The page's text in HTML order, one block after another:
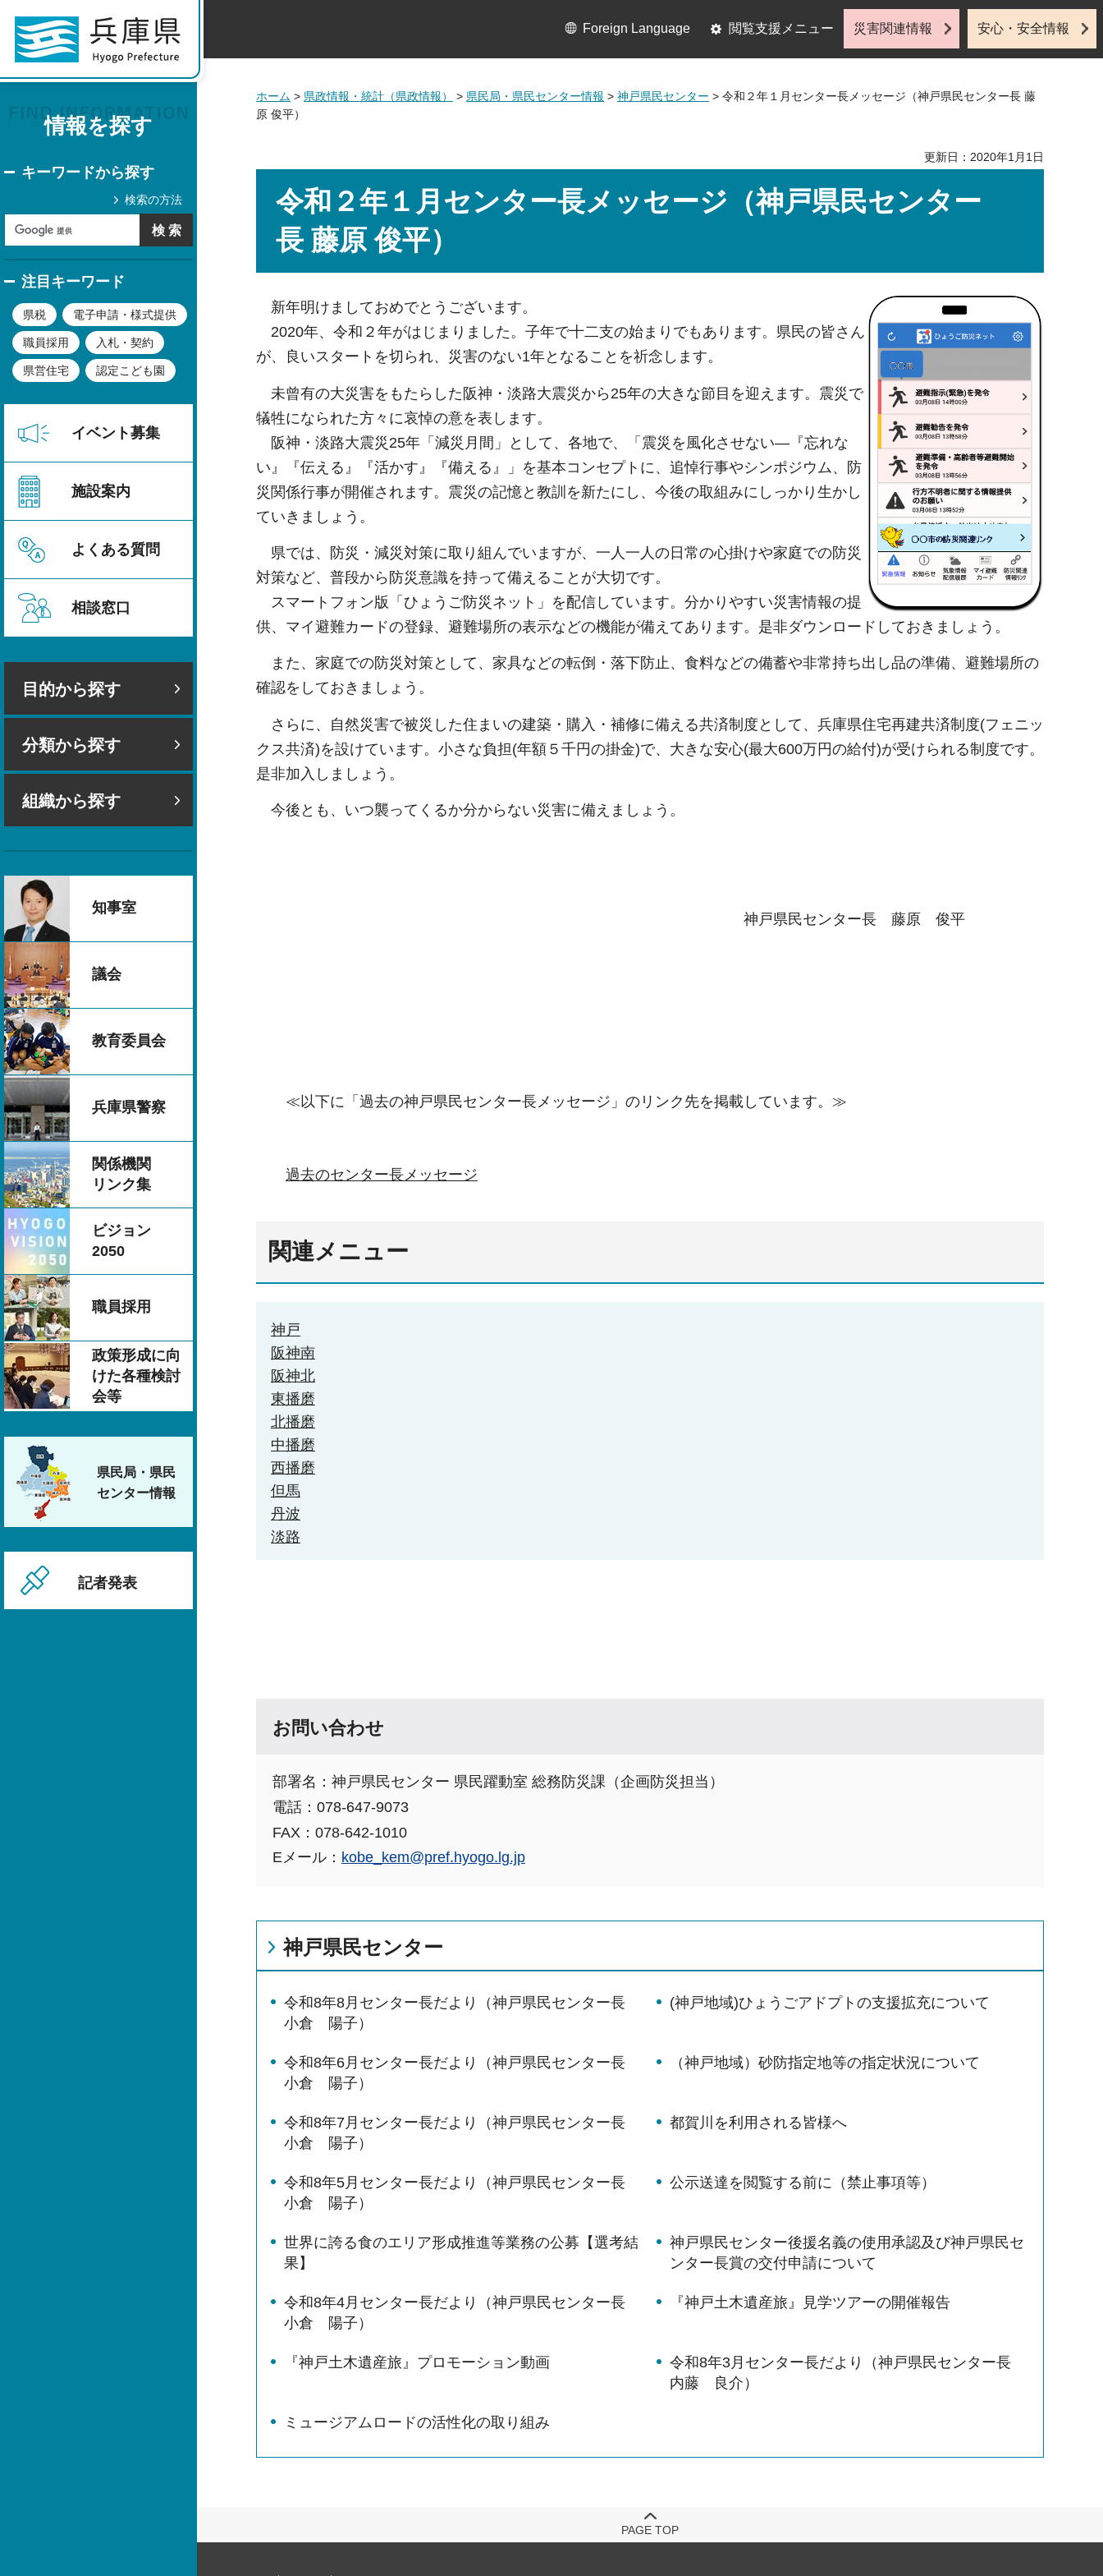
情報を探す
キーワードから探す
検索の方法
注目キーワード
県税 電子申請・様式提供
職員採用 入札・契約
県営住宅 認定こども園
イベント募集
施設案内
よくある質問
相談窓口
目的から探す
分類から探す
組織から探す
知事室
議会
教育委員会
兵庫県警察
関係機関
リンク集
ビジョン
2050
職員採用
政策形成に向
けた各種検討
会等
県民局・県民
センター情報
記者発表
Foreign Language 閲覧支援メニュー 災害関連情報 安心・安全情報
ホーム > 県政情報・統計（県政情報） > 県民局・県民センター情報 > 神戸県民センター > 令和２年１月センター長メッセージ（神戸県民センター長 藤
原 俊平）
更新日：2020年1月1日
令和２年１月センター長メッセージ（神戸県民センター
長 藤原 俊平）
新年明けましておめでとうございます。
2020年、令和２年がはじまりました。子年で十二支の始まりでもあります。県民の皆さん
が、良いスタートを切られ、災害のない1年となることを祈念します。
未曾有の大災害をもたらした阪神・淡路大震災から25年の大きな節目を迎えます。震災で
犠牲になられた方々に哀悼の意を表します。
阪神・淡路大震災25年「減災月間」として、各地で、「震災を風化させない―『忘れな
い』『伝える』『活かす』『備える』」を基本コンセプトに、追悼行事やシンポジウム、防
災関係行事が開催されます。震災の記憶と教訓を新たにし、今後の取組みにしっかり生かし
ていきましょう。
県では、防災・減災対策に取り組んでいますが、一人一人の日常の心掛けや家庭での防災
対策など、普段から防災意識を持って備えることが大切です。
スマートフォン版「ひょうご防災ネット」を配信しています。分かりやすい災害情報の提
供、マイ避難カードの登録、避難場所の表示などの機能が備えてあります。是非ダウンロードしておきましょう。
また、家庭での防災対策として、家具などの転倒・落下防止、食料などの備蓄や非常持ち出し品の準備、避難場所の
確認をしておきましょう。
さらに、自然災害で被災した住まいの建築・購入・補修に備える共済制度として、兵庫県住宅再建共済制度(フェニッ
クス共済)を設けています。小さな負担(年額５千円の掛金)で、大きな安心(最大600万円の給付)が受けられる制度です。
是非加入しましょう。
今後とも、いつ襲ってくるか分からない災害に備えましょう。
神戸県民センター長 藤原 俊平
≪以下に「過去の神戸県民センター長メッセージ」のリンク先を掲載しています。≫
過去のセンター長メッセージ
関連メニュー
神戸
阪神南
阪神北
東播磨
北播磨
中播磨
西播磨
但馬
丹波
淡路
お問い合わせ
部署名：神戸県民センター 県民躍動室 総務防災課（企画防災担当）
電話：078-647-9073
FAX：078-642-1010
Eメール： kobe_kem@pref.hyogo.lg.jp
神戸県民センター
令和8年8月センター長だより（神戸県民センター長
小倉 陽子）
(神戸地域)ひょうごアドプトの支援拡充について
令和8年6月センター長だより（神戸県民センター長
小倉 陽子）
（神戸地域）砂防指定地等の指定状況について
令和8年7月センター長だより（神戸県民センター長
小倉 陽子）
都賀川を利用される皆様へ
令和8年5月センター長だより（神戸県民センター長
小倉 陽子）
公示送達を閲覧する前に（禁止事項等）
世界に誇る食のエリア形成推進等業務の公募【選考結
果】
神戸県民センター後援名義の使用承認及び神戸県民セ
ンター長賞の交付申請について
令和8年4月センター長だより（神戸県民センター長
小倉 陽子）
『神戸土木遺産旅』見学ツアーの開催報告
『神戸土木遺産旅』プロモーション動画
令和8年3月センター長だより（神戸県民センター長
内藤 良介）
ミュージアムロードの活性化の取り組み
PAGE TOP